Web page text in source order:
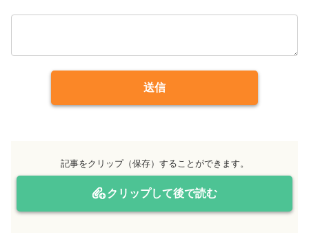
送信
記事をクリップ（保存）することができます。
クリップして後で読む